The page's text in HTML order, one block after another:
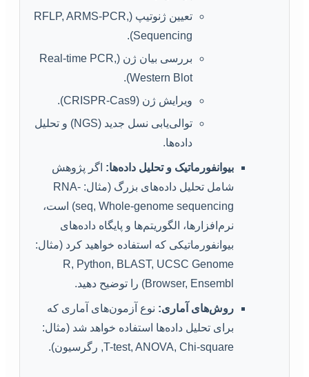
تعیین ژنوتیپ (RFLP, ARMS-PCR,
Sequencing).
بررسی بیان ژن (Real-time PCR,
Western Blot).
ویرایش ژن (CRISPR-Cas9).
توالی‌یابی نسل جدید (NGS) و تحلیل
داده‌ها.
بیوانفورماتیک و تحلیل داده‌ها: اگر پژوهش
شامل تحلیل داده‌های بزرگ (مثال: RNA-
seq, Whole-genome sequencing) است،
نرم‌افزارها، الگوریتم‌ها و پایگاه داده‌های
بیوانفورماتیکی که استفاده خواهید کرد (مثال:
R, Python, BLAST, UCSC Genome
Browser, Ensembl) را توضیح دهید.
روش‌های آماری: نوع آزمون‌های آماری که
برای تحلیل داده‌ها استفاده خواهد شد (مثال:
T-test, ANOVA, Chi-square, رگرسیون).